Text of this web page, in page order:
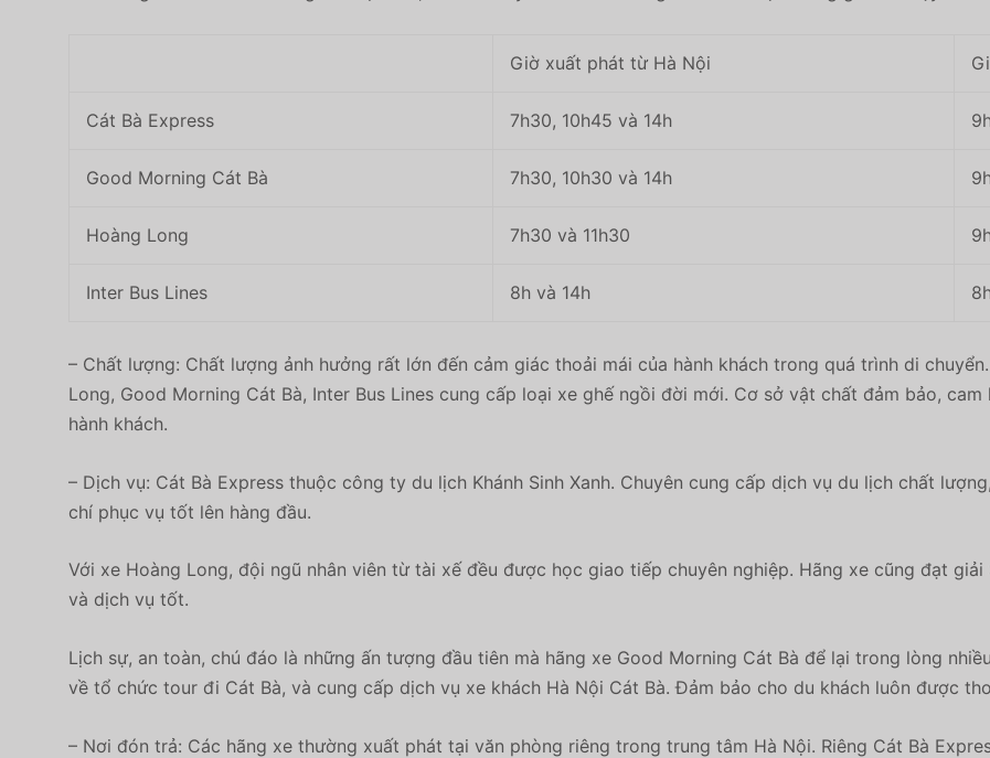
Giờ xuất phát từ Hà Nội
Cát Bà Express 7h30, 10h45 và 14h
Good Morning Cát Bà 7h30, 10h30 và 14h
Hoàng Long 7h30 và 11h30
Inter Bus Lines 8h và 14h
– Chất lượng: Chất lượng ảnh hưởng rất lớn đến cảm giác thoải mái của hành khách trong quá trình di
Long, Good Morning Cát Bà, Inter Bus Lines cung cấp loại xe ghế ngồi đời mới. Cơ sở vật chất đảm bảo,
hành khách.
– Dịch vụ: Cát Bà Express thuộc công ty du lịch Khánh Sinh Xanh. Chuyên cung cấp dịch vụ du lịch chất
chí phục vụ tốt lên hàng đầu.
Với xe Hoàng Long, đội ngũ nhân viên từ tài xế đều được học giao tiếp chuyên nghiệp. Hãng xe cũng đạt
và dịch vụ tốt.
Lịch sự, an toàn, chú đáo là những ấn tượng đầu tiên mà hãng xe Good Morning Cát Bà để lại trong lòng
về tổ chức tour đi Cát Bà, và cung cấp dịch vụ xe khách Hà Nội Cát Bà.Đảm bảo cho du khách luôn được
– Nơi đón trả: Các hãng xe thường xuất phát tại văn phòng riêng trong trung tâm Hà Nội. Riêng Cát Bà